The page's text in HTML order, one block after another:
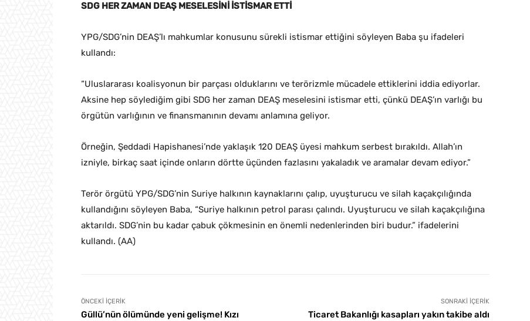
SDG HER ZAMAN DEAŞ MESELESİNİ İSTİSMAR ETTİ
YPG/SDG’nin DEAŞ’lı mahkumlar konusunu sürekli istismar ettiğini söyleyen Baba şu ifadeleri
kullandı:
“Uluslararası koalisyonun bir parçası olduklarını ve terörizmle mücadele ettiklerini iddia ediyorlar.
Aksine hep söylediğim gibi SDG her zaman DEAŞ meselesini istismar etti, çünkü DEAŞ’ın varlığı bu
örgütün varlığının ve finansmanının devamı anlamına geliyor.
Örneğin, Şeddadi Hapishanesi’nde yaklaşık 120 DEAŞ üyesi mahkum serbest bırakıldı. Allah’ın
izniyle, birkaç saat içinde onların dörtte üçünden fazlasını yakaladık ve aramalar devam ediyor.”
Terör örgütü YPG/SDG’nin Suriye halkının kaynaklarını çalıp, uyuşturucu ve silah kaçakçılığında
kullandığını söyleyen Baba, “Suriye halkının petrol parası çalındı. Uyuşturucu ve silah kaçakçılığına
aktarıldı. SDG’nin bu kadar çabuk çökmesinin en önemli nedenlerinden biri budur.” ifadelerini
kullandı. (AA)
ÖNCEKI İÇERIK
Güllü’nün ölümünde yeni gelişme! Kızı
SONRAKI İÇERIK
Ticaret Bakanlığı kasapları yakın takibe aldı